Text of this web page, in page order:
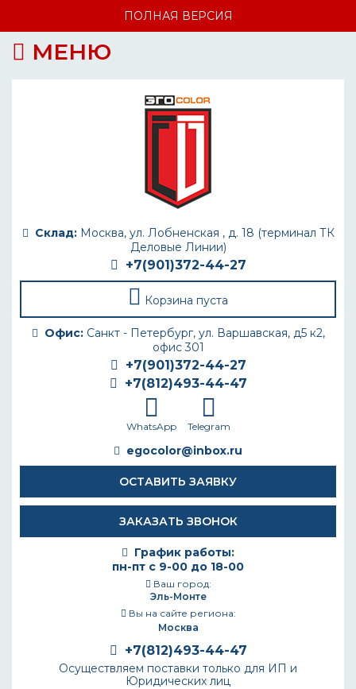
ПОЛНАЯ ВЕРСИЯ
МЕНЮ
Склад:Москва, ул. Лобненская , д. 18 (терминал ТК
Деловые Линии)
+7(901)372-44-27
Корзина пуста
Офис:Санкт - Петербург, ул. Варшавская, д5 к2,
офис 301
+7(901)372-44-27
+7(812)493-44-47
WhatsApp Telegram
egocolor@inbox.ru
ОСТАВИТЬ ЗАЯВКУ
ЗАКАЗАТЬ ЗВОНОК
График работы:
пн-пт с 9-00 до 18-00
Ваш город:
Эль-Монте
Вы на сайте региона:
Москва
+7(812)493-44-47
Осуществляем поставки только для ИП и
Юридических лиц